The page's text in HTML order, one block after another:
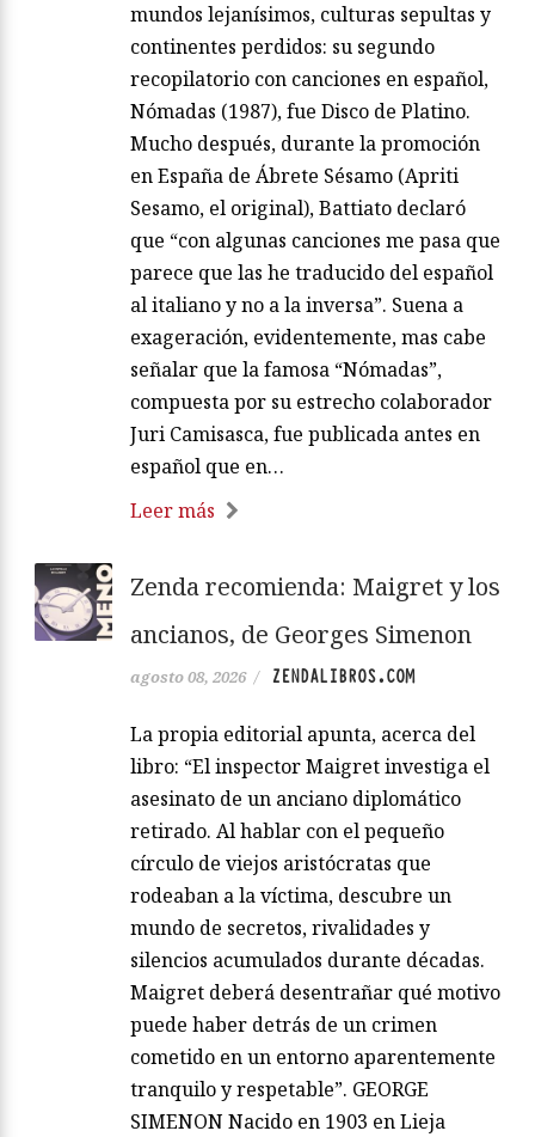
mundos lejanísimos, culturas sepultas y
continentes perdidos: su segundo
recopilatorio con canciones en español,
Nómadas (1987), fue Disco de Platino.
Mucho después, durante la promoción
en España de Ábrete Sésamo (Apriti
Sesamo, el original), Battiato declaró
que “con algunas canciones me pasa que
parece que las he traducido del español
al italiano y no a la inversa”. Suena a
exageración, evidentemente, mas cabe
señalar que la famosa “Nómadas”,
compuesta por su estrecho colaborador
Juri Camisasca, fue publicada antes en
español que en…
Leer más
Zenda recomienda: Maigret y los
ancianos, de Georges Simenon
agosto 08, 2026 / ZENDALIBROS.COM
La propia editorial apunta, acerca del
libro: “El inspector Maigret investiga el
asesinato de un anciano diplomático
retirado. Al hablar con el pequeño
círculo de viejos aristócratas que
rodeaban a la víctima, descubre un
mundo de secretos, rivalidades y
silencios acumulados durante décadas.
Maigret deberá desentrañar qué motivo
puede haber detrás de un crimen
cometido en un entorno aparentemente
tranquilo y respetable”. GEORGE
SIMENON Nacido en 1903 en Lieja